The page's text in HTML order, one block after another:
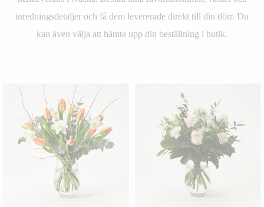
inredningsdetaljer och få dem levererade direkt till din dörr. Du
kan även välja att hämta upp din beställning i butik.